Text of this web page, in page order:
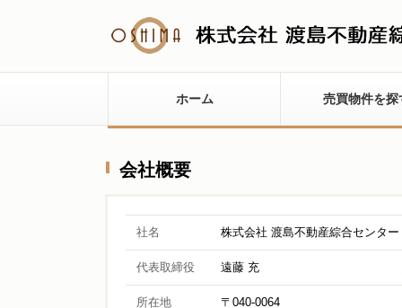
ホーム 売買物件を探
会社概要
社名 株式会社 渡島不動産綜合センター
代表取締役 遠藤 充
所在地
〒040-0064